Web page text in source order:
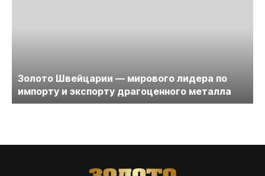
Золото Швейцарии — мирового лидера по
импорту и экспорту драгоценного металла